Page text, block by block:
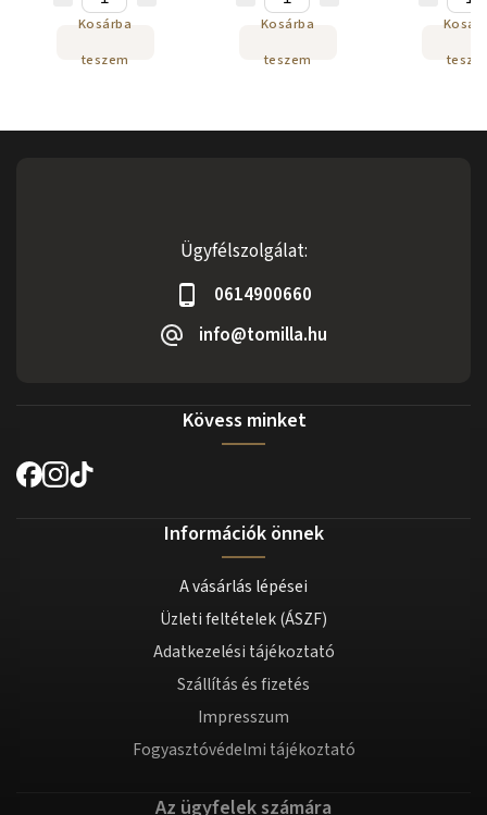
Kosárba
teszem
Kosárba
teszem
Ügyfélszolgálat:
0614900660
info@tomilla.hu
Kövess minket
Információk önnek
A vásárlás lépései
Üzleti feltételek (ÁSZF)
Adatkezelési tájékoztató
Szállítás és fizetés
Impresszum
Fogyasztóvédelmi tájékoztató
Az ügyfelek számára